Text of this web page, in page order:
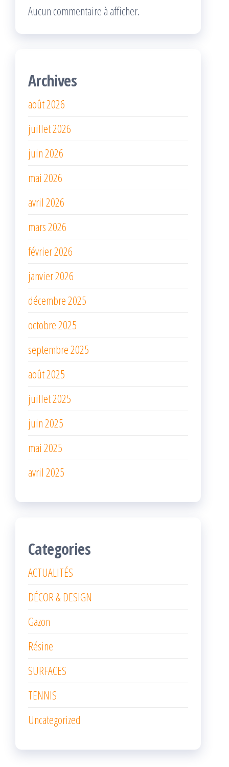
Aucun commentaire à afficher.
Archives
août 2026
juillet 2026
juin 2026
mai 2026
avril 2026
mars 2026
février 2026
janvier 2026
décembre 2025
octobre 2025
septembre 2025
août 2025
juillet 2025
juin 2025
mai 2025
avril 2025
Categories
ACTUALITÉS
DÉCOR & DESIGN
Gazon
Résine
SURFACES
TENNIS
Uncategorized